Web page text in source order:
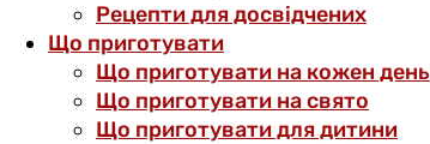
Рецепти для досвідчених
Що приготувати
Що приготувати на кожен день
Що приготувати на свято
Що приготувати для дитини